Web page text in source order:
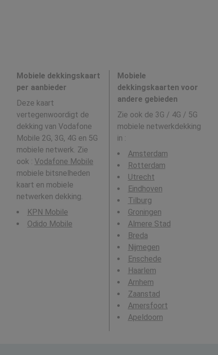
Mobiele dekkingskaart
per aanbieder
Deze kaart
vertegenwoordigt de
dekking van Vodafone
Mobile 2G, 3G, 4G en 5G
mobiele netwerk. Zie
ook : Vodafone Mobile
mobiele bitsnelheden
kaart en mobiele
netwerken dekking.
KPN Mobile
Odido Mobile
Mobiele
dekkingskaarten voor
andere gebieden
Zie ook de 3G / 4G / 5G
mobiele netwerkdekking
in :
Amsterdam
Rotterdam
Utrecht
Eindhoven
Tilburg
Groningen
Almere Stad
Breda
Nijmegen
Enschede
Haarlem
Arnhem
Zaanstad
Amersfoort
Apeldoorn